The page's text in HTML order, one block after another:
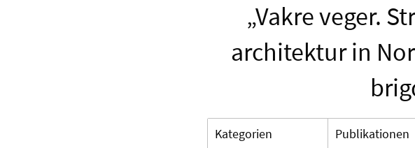
„Vakre veger.
architektur in
Kategorien
Publikationen